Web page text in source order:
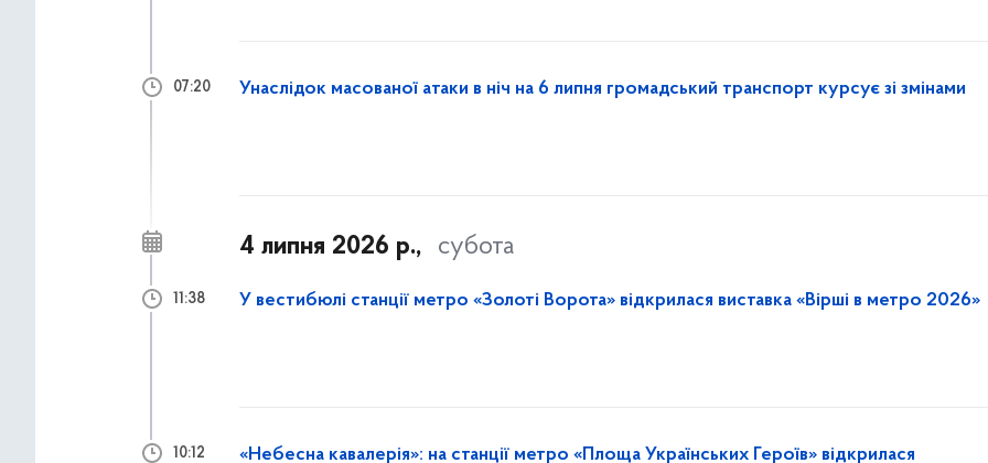
Унаслідок масованої атаки в ніч на 6 липня громадський транспорт курсує зі змінами
07:20
4 липня 2026 р., субота
У вестибюлі станції метро «Золоті Ворота» відкрилася виставка «Вірші в метро 2026»
11:38
«Небесна кавалерія»: на станції метро «Площа Українських Героїв» відкрилася
10:12